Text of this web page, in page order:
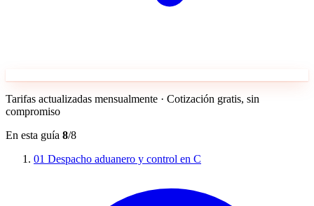
Tarifas actualizadas mensualmente · Cotización gratis, sin
compromiso
En esta guía 8/8
01 Despacho aduanero y control en C